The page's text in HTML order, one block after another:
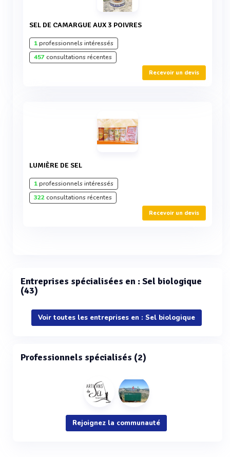
SEL DE CAMARGUE AUX 3 POIVRES
1professionnels intéressés
457consultations récentes
Recevoir un devis
LUMIÈRE DE SEL
1professionnels intéressés
322consultations récentes
Recevoir un devis
Entreprises spécialisées en : Sel biologique
(43)
Voir toutes les entreprises en : Sel biologique
Professionnels spécialisés (2)
Rejoignez la communauté